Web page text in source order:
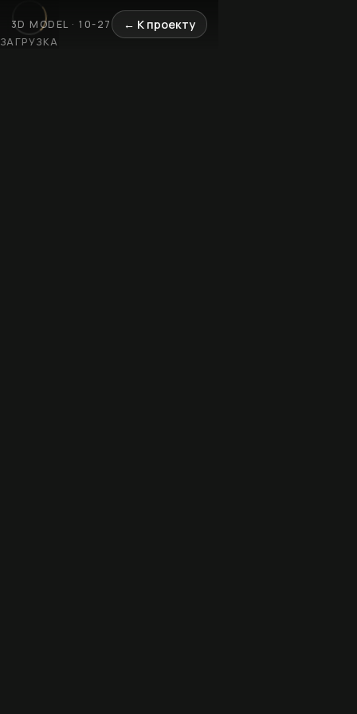
3D MODEL · 10-27 ← К проекту
ЗАГРУЗКА